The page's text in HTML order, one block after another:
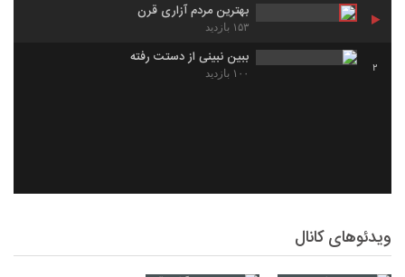
بهترین مردم آزاری قرن
۱۵۳ بازدید
2
ببین نبینی از دستت رفته
۱۰۰ بازدید
ویدئوهای کانال